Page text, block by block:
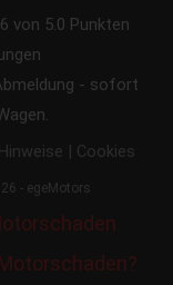
von 5.0 Punkten
- sofort
| Cookies
- egeMotors